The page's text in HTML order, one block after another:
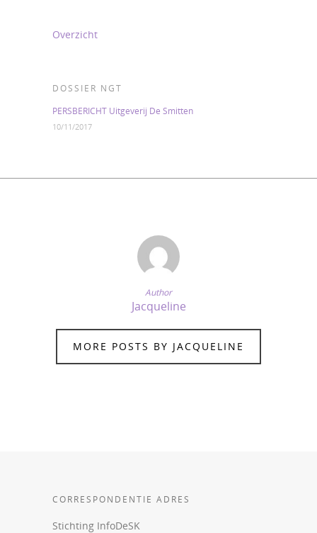
Overzicht
DOSSIER NGT
PERSBERICHT Uitgeverij De Smitten
10/11/2017
Author
Jacqueline
MORE POSTS BY JACQUELINE
CORRESPONDENTIE ADRES
Stichting InfoDeSK